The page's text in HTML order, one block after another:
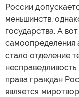
России
меньшинств,
государства. А
самоопределения
стало отделение
права граждан
является